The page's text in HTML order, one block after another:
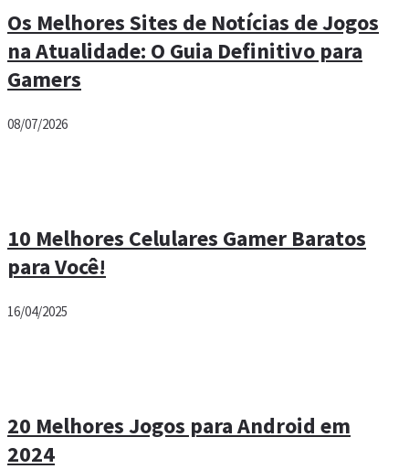
Os Melhores Sites de Notícias de Jogos
na Atualidade: O Guia Definitivo para
Gamers
08/07/2026
10 Melhores Celulares Gamer Baratos
para Você!
16/04/2025
20 Melhores Jogos para Android em
2024